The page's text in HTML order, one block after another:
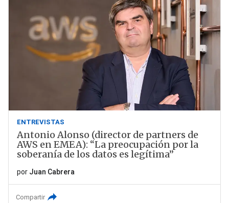
ENTREVISTAS
Antonio Alonso (director de partners de
AWS en EMEA): “La preocupación por la
soberanía de los datos es legítima”
por Juan Cabrera
Compartir